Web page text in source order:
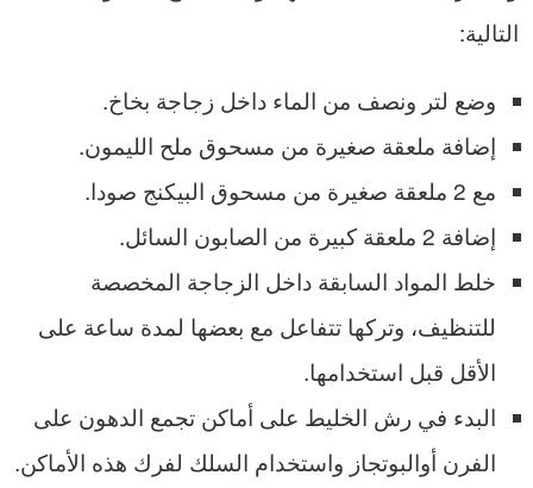
التالية:
وضع لتر ونصف من الماء داخل زجاجة بخاخ.
إضافة ملعقة صغيرة من مسحوق ملح الليمون.
مع 2 ملعقة صغيرة من مسحوق البيكنج صودا.
إضافة 2 ملعقة كبيرة من الصابون السائل.
خلط المواد السابقة داخل الزجاجة المخصصة
للتنظيف، وتركها تتفاعل مع بعضها لمدة ساعة على
الأقل قبل استخدامها.
البدء في رش الخليط على أماكن تجمع الدهون على
الفرن أوالبوتجاز واستخدام السلك لفرك هذه الأماكن.